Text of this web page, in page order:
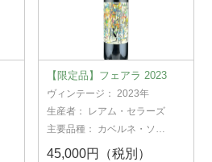
【限定品】フェアラ 2023
ヴィンテージ：2023年
生産者：
レアム・セラーズ
主要品種： カベルネ・ソー
45,000円（税別）